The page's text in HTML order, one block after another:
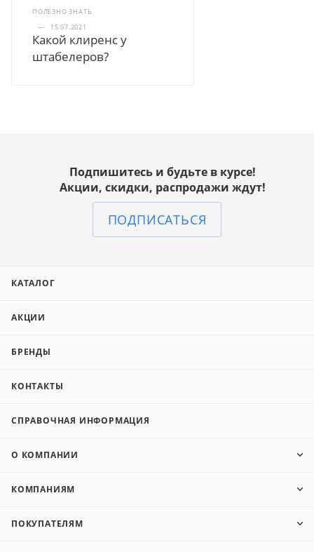
ПОЛЕЗНО ЗНАТЬ
—
15.07.2021
Какой клиренс у
штабелеров?
Подпишитесь и будьте в курсе!
Акции, скидки, распродажи ждут!
ПОДПИСАТЬСЯ
КАТАЛОГ
АКЦИИ
БРЕНДЫ
КОНТАКТЫ
СПРАВОЧНАЯ ИНФОРМАЦИЯ
О КОМПАНИИ
КОМПАНИЯМ
ПОКУПАТЕЛЯМ